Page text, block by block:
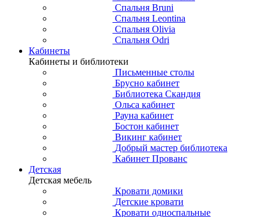
Спальня Bruni
Спальня Leontina
Спальня Olivia
Спальня Odri
Кабинеты
Кабинеты и библиотеки
Письменные столы
Брусно кабинет
Библиотека Скандия
Ольса кабинет
Рауна кабинет
Бостон кабинет
Викинг кабинет
Добрый мастер библиотека
Кабинет Прованс
Детская
Детская мебель
Кровати домики
Детские кровати
Кровати односпальные